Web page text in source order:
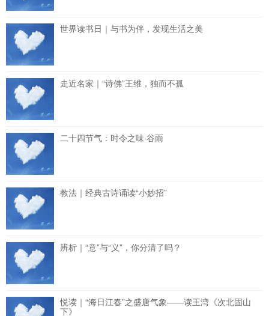
世界读书日｜与书为伴，发现生活之美
走近名家｜“诗佛”王维，独而不孤
二十四节气：时令之味·谷雨
教法｜经典古诗诵读“小妙招”
辨析｜“意”与“义”，你分清了吗？
悦读｜“海日江春”之盛唐气象——读王湾《次北固山
下》